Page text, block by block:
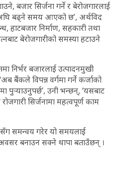
बजार सिर्जना गर्ने र बेरोजगारलाई
बढ्ने समय आएको छ’, अर्थविद
हाटबजार निर्माण, सहकारी तथा
बेरोजगारीको समस्या हटाउने
निर्भर बजारलाई उत्पादनमुखी
बैंकले विपन्न वर्गमा गर्ने कर्जाको
पुर्‍याउनुपर्छ’, उनी भन्छन्, ‘यसबाट
सिर्जनामा महत्वपूर्ण काम
समन्वय गरेर यो समयलाई
अवसर बनाउन सक्ने थापा बताउँछन् ।